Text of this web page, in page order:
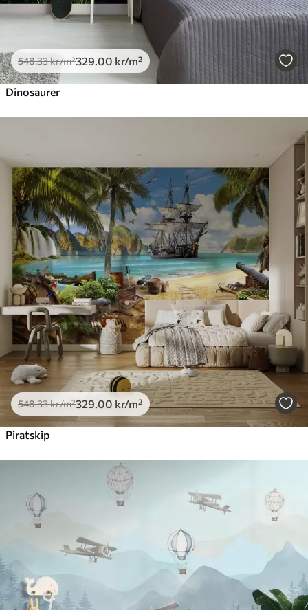
548.33kr/m²329.00 kr/m²
Dinosaurer
548.33kr/m²329.00 kr/m²
Piratskip